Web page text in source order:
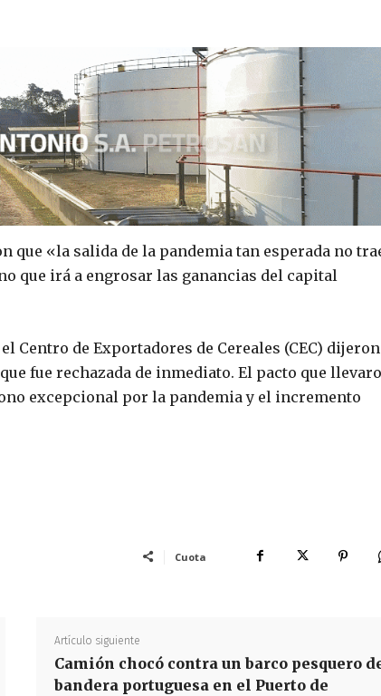
que «la salida de la pandemia tan esperada no
que irá a engrosar las ganancias del capital
Centro de Exportadores de Cereales (CEC) dijeron
fue rechazada de inmediato. El pacto que
excepcional por la pandemia y el incremento
Cuota
Artículo siguiente
Camión chocó contra un barco pesquero
bandera portuguesa en el Puerto de